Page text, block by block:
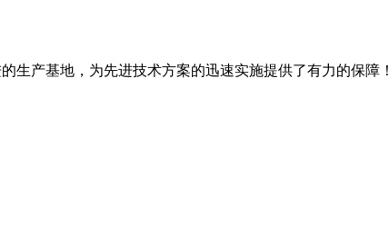
生产基地，为先进技术方案的迅速实施提供了有力的保障！